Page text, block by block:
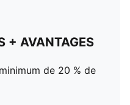
+ AVANTAGES
de 20 % de